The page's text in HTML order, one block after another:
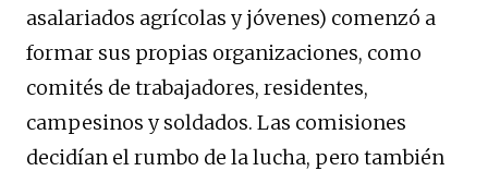
asalariados agrícolas y jóvenes) comenzó a
formar sus propias organizaciones, como
comités de trabajadores, residentes,
campesinos y soldados. Las comisiones
decidían el rumbo de la lucha, pero también